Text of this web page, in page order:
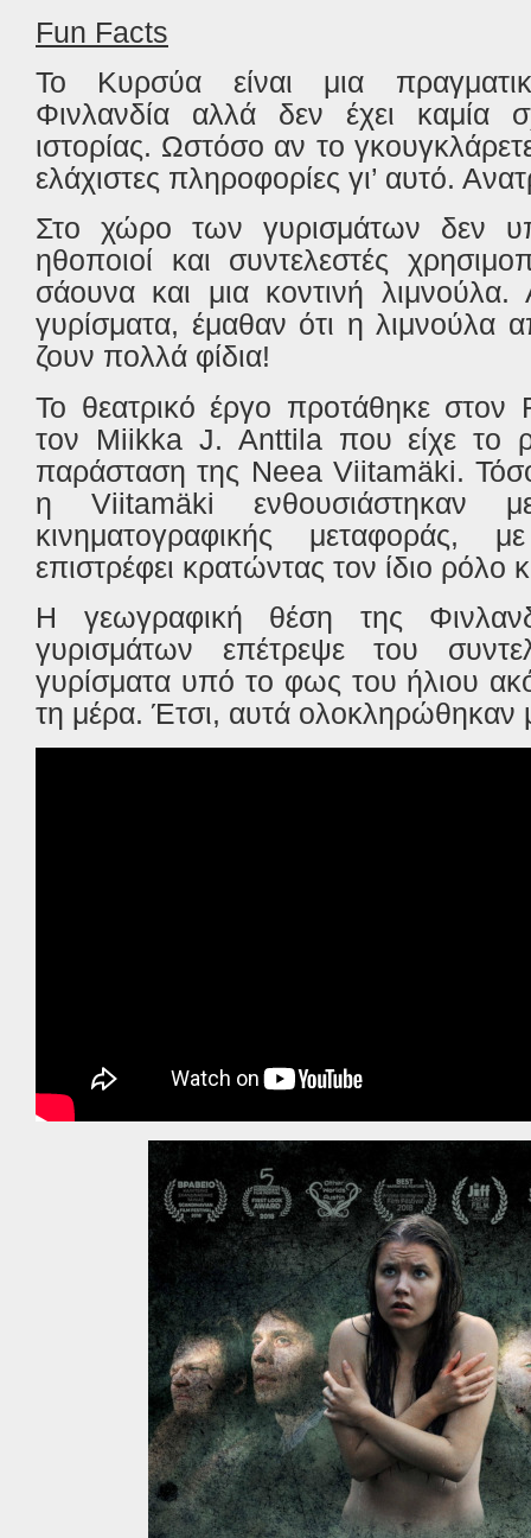
Fun Facts
Το Κυρσύα είναι μια
Φινλανδία αλλά δεν έχει καμία
ιστορίας. Ωστόσο αν το
ελάχιστες πληροφορίες γι’ αυτό.
Στο χώρο των γυρισμάτων δεν
ηθοποιοί και συντελεστές
σάουνα και μια κοντινή
γυρίσματα, έμαθαν ότι η λιμνούλα
ζουν πολλά φίδια!
Το θεατρικό έργο προτάθηκε στον
τον Miikka J. Anttila που είχε το
παράσταση της Neea Viitamäki.
η Viitamäki ενθουσιάστηκαν
κινηματογραφικής
επιστρέφει κρατώντας τον ίδιο ρόλο
Η γεωγραφική θέση της
γυρισμάτων επέτρεψε του
γυρίσματα υπό το φως του ήλιου
τη μέρα. Έτσι, αυτά ολοκληρώθηκαν